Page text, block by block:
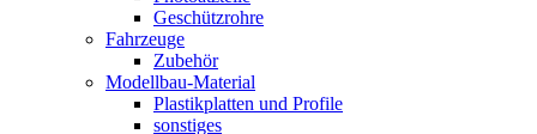
Geschützrohre
Fahrzeuge
Zubehör
Modellbau-Material
Plastikplatten und Profile
sonstiges